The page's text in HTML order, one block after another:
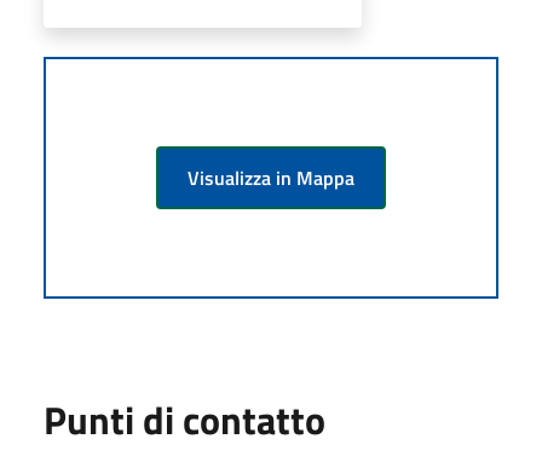
Visualizza in Mappa
Punti di contatto